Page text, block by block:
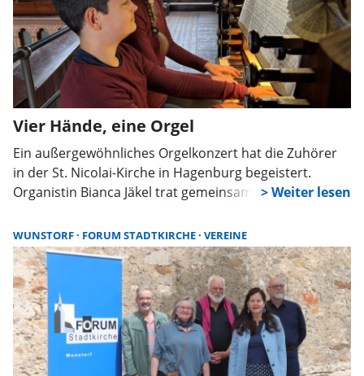
Vier Hände, eine Orgel
Ein außergewöhnliches Orgelkonzert hat die Zuhörer
in der St. Nicolai-Kirche in Hagenburg begeistert.
Organistin Bianca Jäkel trat gemeinsam mit ihrem erst
eindrucksvoll die Faszination des vierhändigen Spiels.
WUNSTORF FORUM STADTKIRCHE VEREINE